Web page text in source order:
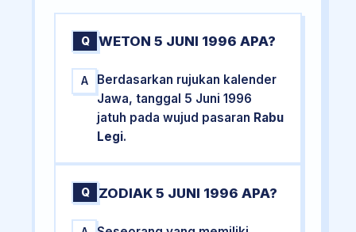
Q WETON 5 JUNI 1996 APA?
A
Berdasarkan rujukan kalender
Jawa, tanggal 5 Juni 1996
jatuh pada wujud pasaran Rabu
Legi.
Q ZODIAK 5 JUNI 1996 APA?